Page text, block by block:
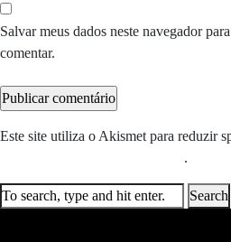
Salvar meus dados neste navegador
comentar.
Este site utiliza o Akismet para reduzir
.
Search